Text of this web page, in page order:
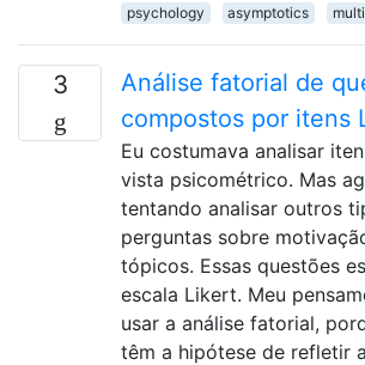
psychology
asymptotics
3
Análise fatorial de
compostos por itens
Eu costumava analisar
vista psicométrico. Mas
tentando analisar outros
perguntas sobre
tópicos. Essas questões
escala Likert. Meu
usar a análise fatorial,
têm a hipótese de refletir